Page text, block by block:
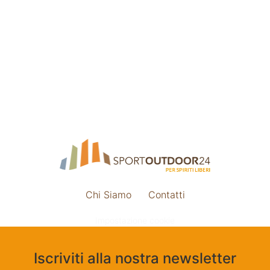
Chi Siamo Contatti
Iscriviti alla nostra newsletter